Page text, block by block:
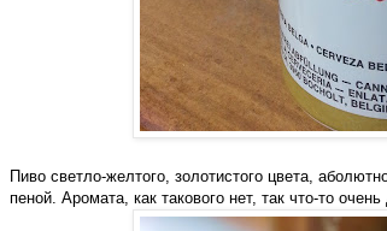
Пиво светло-желтого, золотистого цвета,
пеной. Аромата, как такового нет, так что-то